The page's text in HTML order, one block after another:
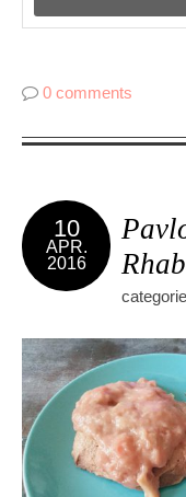
0 comments
10
APR.
2016